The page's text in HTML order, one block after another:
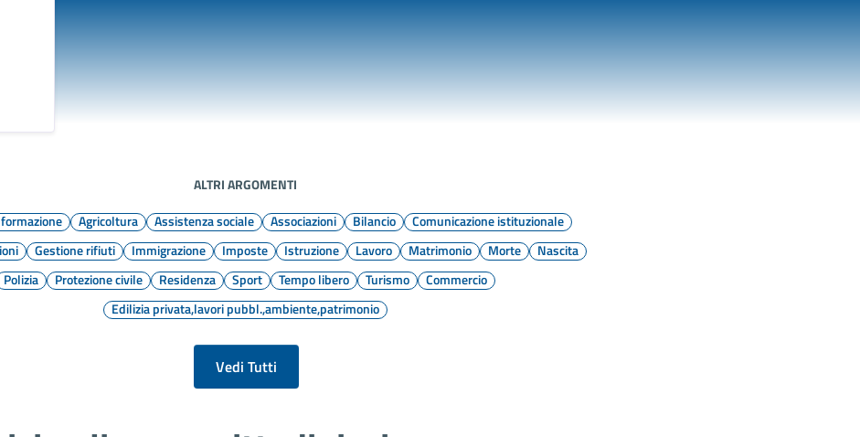
ALTRI ARGOMENTI
Agricoltura Assistenza sociale Associazioni Bilancio
Comunicazione istituzionale
Gestione rifiuti Immigrazione Imposte Istruzione Lavoro Matrimonio Morte
Nascita
Polizia
Protezione civile Residenza Sport Tempo libero Turismo
Commercio
Edilizia privata,lavori pubbl.,ambiente,patrimonio
Vedi Tutti